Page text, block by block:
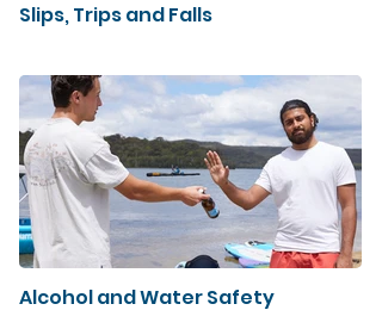
Slips, Trips and Falls
Alcohol and Water Safety